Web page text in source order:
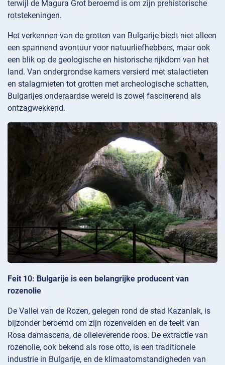
terwijl de Magura Grot beroemd is om zijn prehistorische
rotstekeningen.
Het verkennen van de grotten van Bulgarije biedt niet alleen
een spannend avontuur voor natuurliefhebbers, maar ook
een blik op de geologische en historische rijkdom van het
land. Van ondergrondse kamers versierd met stalactieten
en stalagmieten tot grotten met archeologische schatten,
Bulgarijes onderaardse wereld is zowel fascinerend als
ontzagwekkend.
Feit 10: Bulgarije is een belangrijke producent van
rozenolie
De Vallei van de Rozen, gelegen rond de stad Kazanlak, is
bijzonder beroemd om zijn rozenvelden en de teelt van
Rosa damascena, de olieleverende roos. De extractie van
rozenolie, ook bekend als rose otto, is een traditionele
industrie in Bulgarije, en de klimaatomstandigheden van